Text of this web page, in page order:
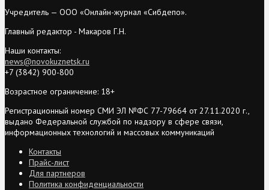
Учредитель — ООО «Онлайн-журнал «Сибдепо».
Главный редактор - Макаров Г.Н.
Наши контакты:
news@novokuznetsk.ru
+7 (3842) 900-800
Возрастное ограничение: 18+
Регистрационный номер СМИ ЭЛ №ФС 77-79664 от 27.11.2020 г.,
выдано Федеральной службой по надзору в сфере связи,
информационных технологий и массовых коммуникаций
Контакты
Прайс-лист
Для партнеров
Политика конфиденциальности